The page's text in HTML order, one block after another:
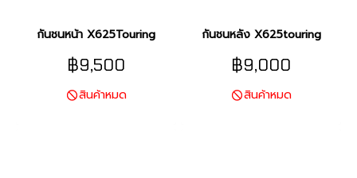
กันชนหน้า X625Touring
฿9,500
สินค้าหมด
กันชนหลัง X625touring
฿9,000
สินค้าหมด